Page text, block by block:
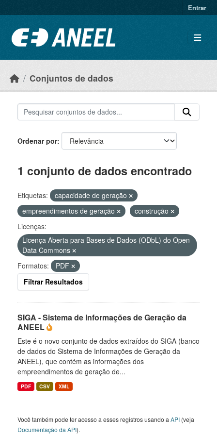
Entrar
Conjuntos de dados
Ordenar por
1 conjunto de dados encontrado
Etiquetas:
capacidade de geração
empreendimentos de geração
construção
Licenças:
Licença Aberta para Bases de Dados (ODbL) do Open
Data Commons
Formatos:
PDF
Filtrar Resultados
SIGA - Sistema de Informações de Geração da
ANEEL
Este é o novo conjunto de dados extraídos do SIGA (banco
de dados do Sistema de Informações de Geração da
ANEEL), que contém as informações dos
empreendimentos de geração de...
PDF CSV XML
Você também pode ter acesso a esses registros usando a API (veja
Documentação da API).